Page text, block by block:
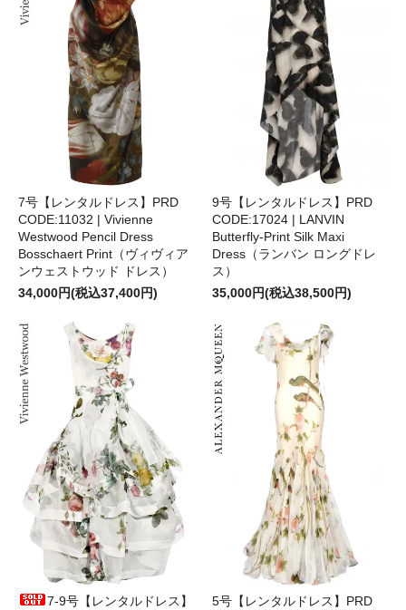
7号【レンタルドレス】PRD
CODE:11032 | Vivienne
Westwood Pencil Dress
Bosschaert Print（ヴィヴィア
ンウェストウッド ドレス）
34,000円(税込37,400円)
9号【レンタルドレス】PRD
CODE:17024 | LANVIN
Butterfly-Print Silk Maxi
Dress（ランバン ロングドレ
ス）
35,000円(税込38,500円)
7-9号【レンタルドレス】
5号【レンタルドレス】PRD